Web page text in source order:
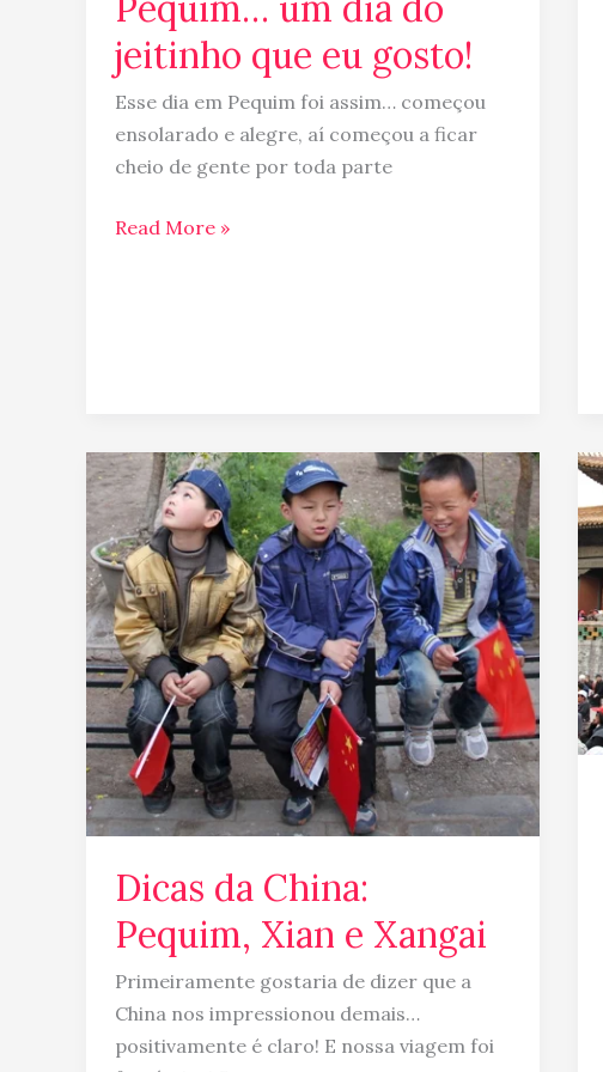
jeitinho que eu gosto!
Esse dia em Pequim foi assim… começou
ensolarado e alegre, aí começou a ficar
cheio de gente por toda parte
Read More »
Dicas da China:
Pequim, Xian e Xangai
Primeiramente gostaria de dizer que a
China nos impressionou demais…
positivamente é claro! E nossa viagem foi
Dicas
da
China:
Pequim,
Xian
e
Xangai